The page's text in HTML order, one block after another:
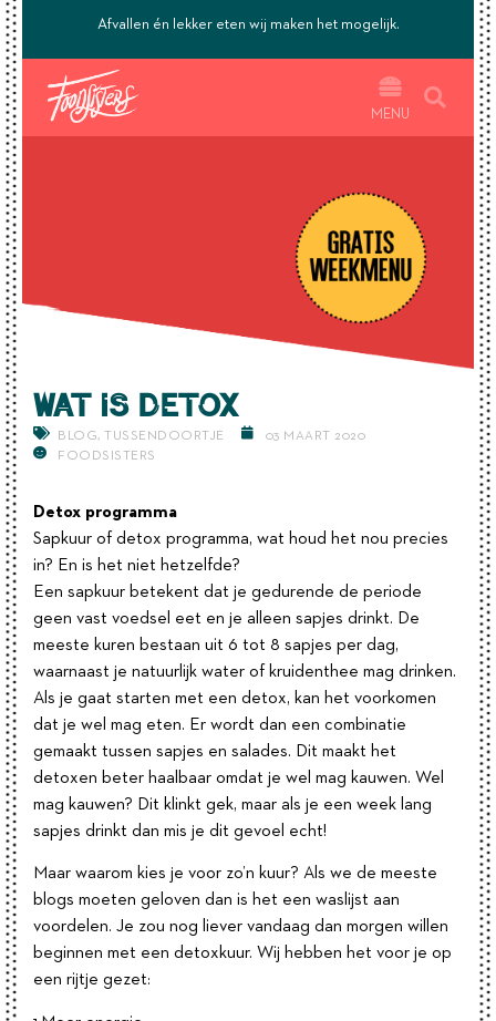
Afvallen én lekker eten wij maken het mogelijk.
MENU
Wat is detox
BLOG, TUSSENDOORTJE
03 MAART 2020
FOODSISTERS
Detox programma
Sapkuur of detox programma, wat houd het nou precies
in? En is het niet hetzelfde?
Een sapkuur betekent dat je gedurende de periode
geen vast voedsel eet en je alleen sapjes drinkt. De
meeste kuren bestaan uit 6 tot 8 sapjes per dag,
waarnaast je natuurlijk water of kruidenthee mag drinken.
Als je gaat starten met een detox, kan het voorkomen
dat je wel mag eten. Er wordt dan een combinatie
gemaakt tussen sapjes en salades. Dit maakt het
detoxen beter haalbaar omdat je wel mag kauwen. Wel
mag kauwen? Dit klinkt gek, maar als je een week lang
sapjes drinkt dan mis je dit gevoel echt!
Maar waarom kies je voor zo’n kuur? Als we de meeste
blogs moeten geloven dan is het een waslijst aan
voordelen. Je zou nog liever vandaag dan morgen willen
beginnen met een detoxkuur. Wij hebben het voor je op
een rijtje gezet: